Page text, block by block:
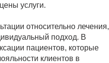
услуги.
относительно лечения,
подход. В
пациентов, которые
клиентов в